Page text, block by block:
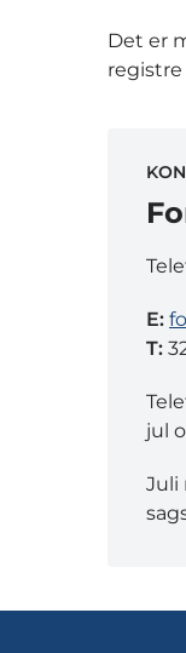
Det er
E:
T:
jul
Juli